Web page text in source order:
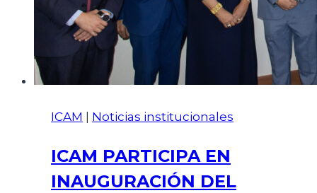
ICAM Noticias institucionales
ICAM PARTICIPA EN
INAUGURACIÓN DEL